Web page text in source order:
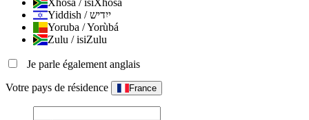
Xhosa / isiXhosa
Yiddish / ייִדיש
Yoruba / Yorùbá
Zulu / isiZulu
Je parle également anglais
Votre pays de résidence
France